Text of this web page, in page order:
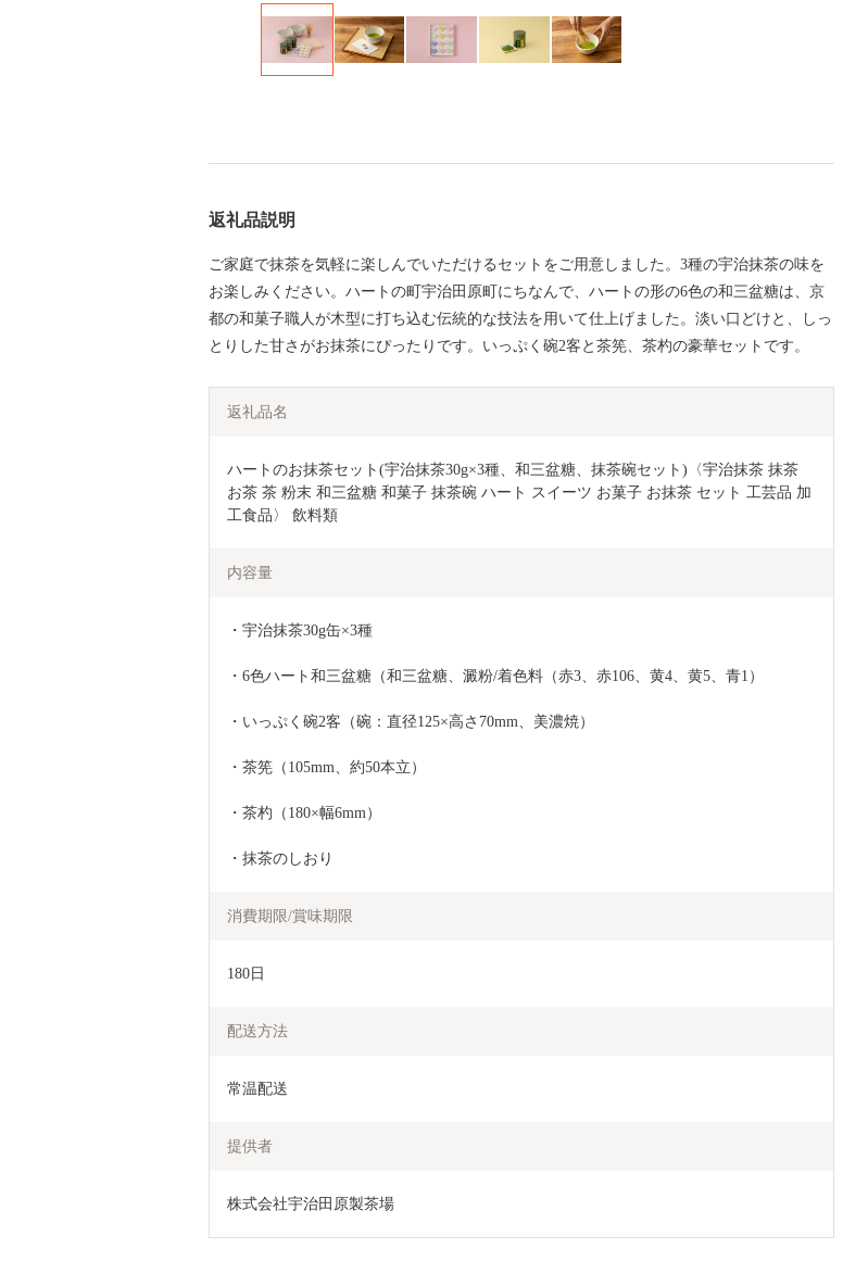
返礼品説明
ご家庭で抹茶を気軽に楽しんでいただけるセットをご用意しました。3種の宇治抹茶の味を
お楽しみください。ハートの町宇治田原町にちなんで、ハートの形の6色の和三盆糖は、京
都の和菓子職人が木型に打ち込む伝統的な技法を用いて仕上げました。淡い口どけと、しっ
とりした甘さがお抹茶にぴったりです。いっぷく碗2客と茶筅、茶杓の豪華セットです。
返礼品名
ハートのお抹茶セット(宇治抹茶30g×3種、和三盆糖、抹茶碗セット)〈宇治抹茶 抹茶
お茶 茶 粉末 和三盆糖 和菓子 抹茶碗 ハート スイーツ お菓子 お抹茶 セット 工芸品 加
工食品〉 飲料類
内容量
・宇治抹茶30g缶×3種
・6色ハート和三盆糖（和三盆糖、澱粉/着色料（赤3、赤106、黄4、黄5、青1）
・いっぷく碗2客（碗：直径125×高さ70mm、美濃焼）
・茶筅（105mm、約50本立）
・茶杓（180×幅6mm）
・抹茶のしおり
消費期限/賞味期限
180日
配送方法
常温配送
提供者
株式会社宇治田原製茶場